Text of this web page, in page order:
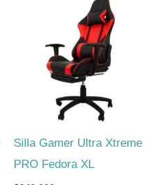
Silla Gamer Ultra Xtreme
PRO Fedora XL